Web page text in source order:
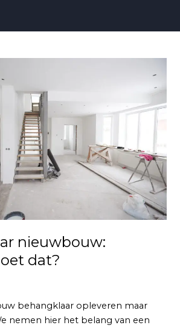
nieuwbouw:
dat?
behangklaar opleveren maar
nemen hier het belang van een